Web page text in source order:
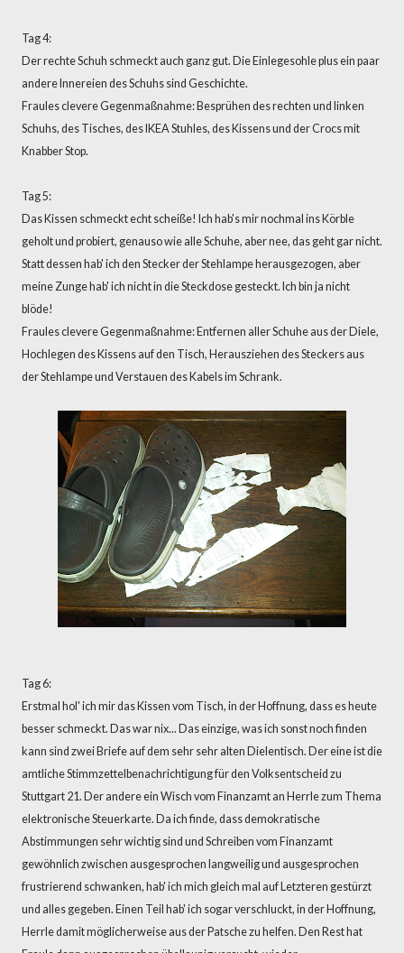
Tag 4:
Der rechte Schuh schmeckt auch ganz gut. Die Einlegesohle plus ein paar
andere Innereien des Schuhs sind Geschichte.
Fraules clevere Gegenmaßnahme: Besprühen des rechten und linken
Schuhs, des Tisches, des IKEA Stuhles, des Kissens und der Crocs mit
Knabber Stop.
Tag 5:
Das Kissen schmeckt echt scheiße! Ich hab's mir nochmal ins Körble
geholt und probiert, genauso wie alle Schuhe, aber nee, das geht gar nicht.
Statt dessen hab' ich den Stecker der Stehlampe herausgezogen, aber
meine Zunge hab' ich nicht in die Steckdose gesteckt. Ich bin ja nicht
blöde!
Fraules clevere Gegenmaßnahme: Entfernen aller Schuhe aus der Diele,
Hochlegen des Kissens auf den Tisch, Herausziehen des Steckers aus
der Stehlampe und Verstauen des Kabels im Schrank.
Tag 6:
Erstmal hol' ich mir das Kissen vom Tisch, in der Hoffnung, dass es heute
besser schmeckt. Das war nix... Das einzige, was ich sonst noch finden
kann sind zwei Briefe auf dem sehr sehr alten Dielentisch. Der eine ist die
amtliche Stimmzettelbenachrichtigung für den Volksentscheid zu
Stuttgart 21. Der andere ein Wisch vom Finanzamt an Herrle zum Thema
elektronische Steuerkarte. Da ich finde, dass demokratische
Abstimmungen sehr wichtig sind und Schreiben vom Finanzamt
gewöhnlich zwischen ausgesprochen langweilig und ausgesprochen
frustrierend schwanken, hab' ich mich gleich mal auf Letzteren gestürzt
und alles gegeben. Einen Teil hab' ich sogar verschluckt, in der Hoffnung,
Herrle damit möglicherweise aus der Patsche zu helfen. Den Rest hat